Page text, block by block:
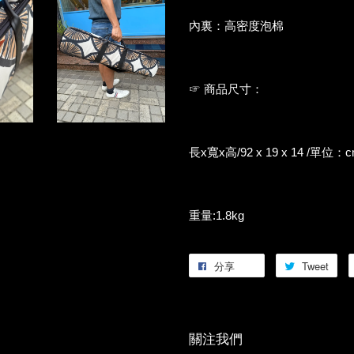
內裏：高密度泡棉
☞ 商品尺寸：
長x寬x高/92 x 19 x 14 /單位：
重量:1.8kg
分享 Tweet
關注我們